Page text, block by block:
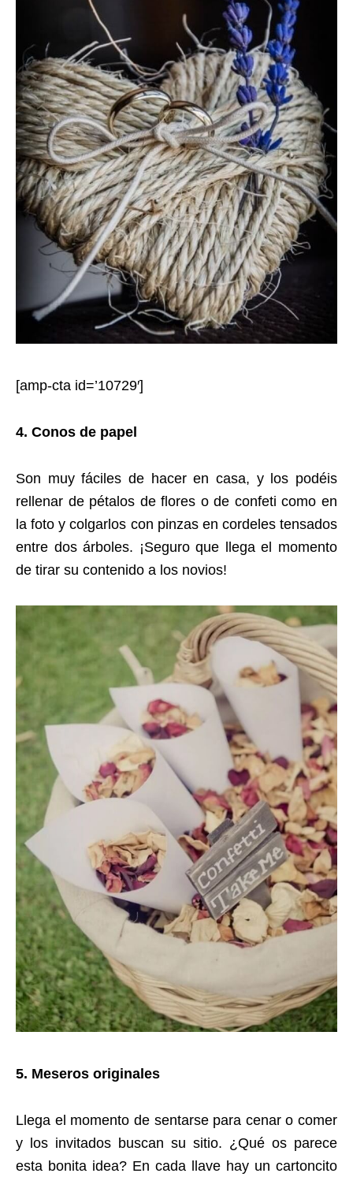
[amp-cta id=’10729′]
4. Conos de papel
Son muy fáciles de hacer en casa, y los podéis
rellenar de pétalos de flores o de confeti como en
la foto y colgarlos con pinzas en cordeles tensados
entre dos árboles. ¡Seguro que llega el momento
de tirar su contenido a los novios!
5. Meseros originales
Llega el momento de sentarse para cenar o comer
y los invitados buscan su sitio. ¿Qué os parece
esta bonita idea? En cada llave hay un cartoncito